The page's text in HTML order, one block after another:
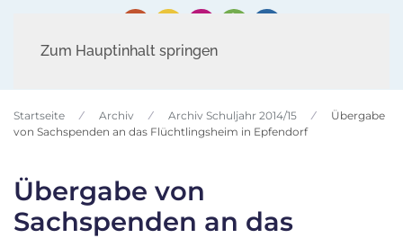
Zum Hauptinhalt springen
Startseite Archiv Archiv Schuljahr 2014/15
Übergabe
von Sachspenden an das Flüchtlingsheim in Epfendorf
Übergabe von
Sachspenden an das